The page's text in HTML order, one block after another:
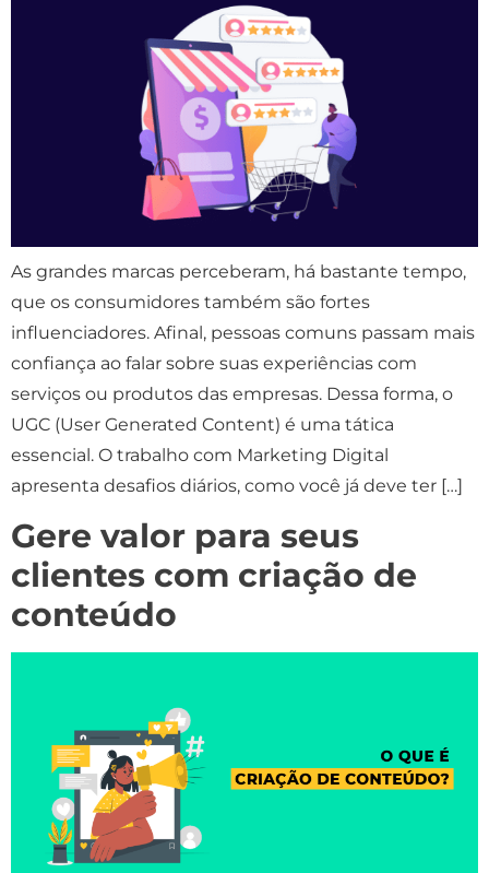
As grandes marcas perceberam, há bastante tempo,
que os consumidores também são fortes
influenciadores. Afinal, pessoas comuns passam mais
confiança ao falar sobre suas experiências com
serviços ou produtos das empresas. Dessa forma, o
UGC (User Generated Content) é uma tática
essencial. O trabalho com Marketing Digital
apresenta desafios diários, como você já deve ter […]
Gere valor para seus
clientes com criação de
conteúdo